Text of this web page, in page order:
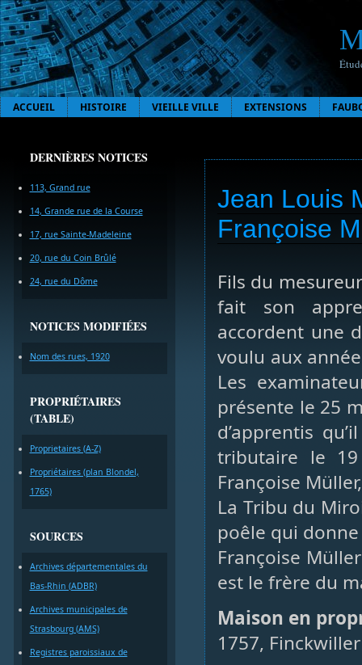
ACCUEIL HISTOIRE VIEILLE VILLE EXTENSIONS
DERNIÈRES NOTICES
113, Grand rue
14, Grande rue de la Course
17, rue Sainte-Madeleine
20, rue du Coin Brûlé
24, rue du Dôme
NOTICES MODIFIÉES
Nom des rues, 1920
PROPRIÉTAIRES
(TABLE)
Proprietaires (A-Z)
Propriétaires (plan Blondel,
1765)
SOURCES
Archives départementales du
Bas-Rhin (ADBR)
Archives municipales de
Strasbourg (AMS)
Registres paroissiaux de
Jean Louis
Françoise
Fils du
fait son
accordent une
voulu aux
Les
présente le 25
d’apprentis
tributaire le
Françoise
La Tribu du
poêle qui
Françoise
est le frère du
Maison en
1757,